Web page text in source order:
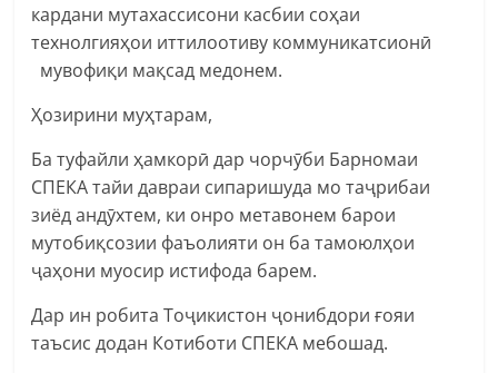
кардани мутахассисони касбии соҳаи
технолгияҳои иттилоотиву коммуникатсионӣ
мувофиқи мақсад медонем.
Ҳозирини муҳтарам,
Ба туфайли ҳамкорӣ дар чорчӯби Барномаи
СПЕКА тайи давраи сипаришуда мо таҷрибаи
зиёд андӯхтем, ки онро метавонем барои
мутобиқсозии фаъолияти он ба тамоюлҳои
ҷаҳони муосир истифода барем.
Дар ин робита Тоҷикистон ҷонибдори ғояи
таъсис додан Котиботи СПЕКА мебошад.